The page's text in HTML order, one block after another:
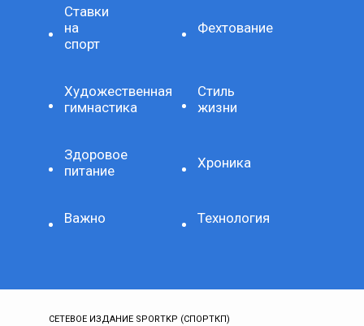
Ставки
на
спорт
Фехтование
Художественная
гимнастика
Стиль
жизни
Здоровое
питание
Хроника
Важно Технология
СЕТЕВОЕ ИЗДАНИЕ SPORTKP (СПОРТКП)